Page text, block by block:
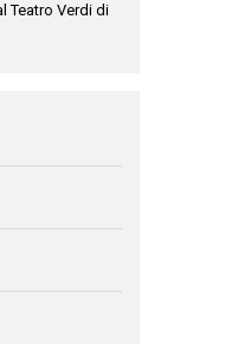
Teatro Verdi di